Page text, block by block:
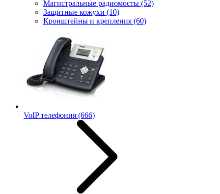
Магистральные радиомосты (52)
Защитные кожухи (10)
Кронштейны и крепления (60)
VoIP телефония (666)